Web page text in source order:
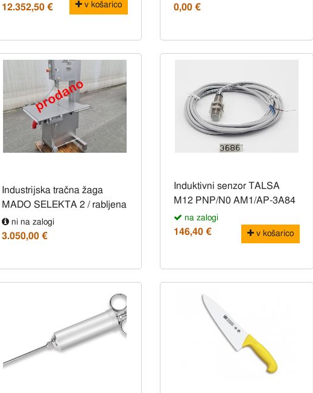
12.352,50 € v košarico 0,00 €
Industrijska tračna žaga
MADO SELEKTA 2 / rabljena
ni na zalogi
3.050,00 €
Induktivni senzor TALSA
M12 PNP/N0 AM1/AP-3A84
na zalogi
146,40 € v košarico